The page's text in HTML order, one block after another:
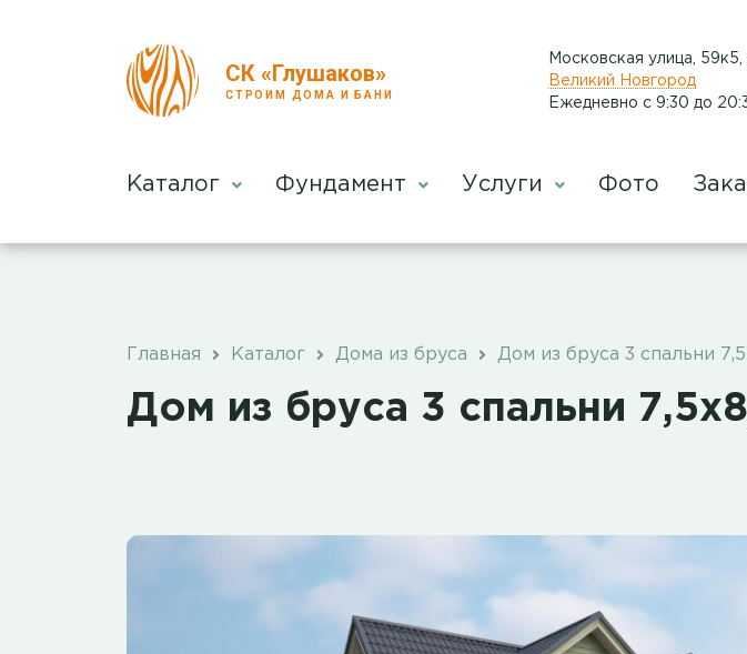
СК «Глушаков»
СТРОИМ ДОМА И БАНИ
Московская улица,
Великий Новгород
Ежедневно с 9:30 до
Каталог Фундамент Услуги Фото
Главная Каталог Дома из бруса Дом из бруса 3 спальни
Дом из бруса 3 спальни